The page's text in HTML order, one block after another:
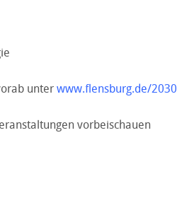
unterwww.flensburg.de/2030
vorbeischauen